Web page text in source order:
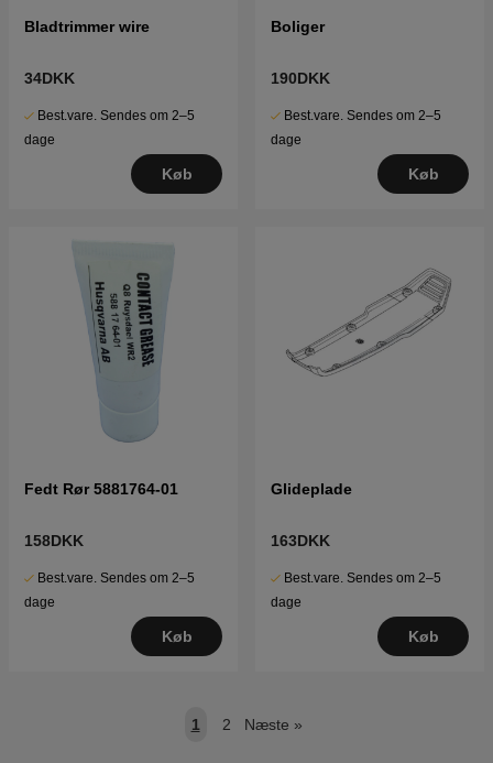
Bladtrimmer wire
34DKK
Best.vare. Sendes om 2–5
dage
Køb
Boliger
190DKK
Best.vare. Sendes om 2–5
dage
Køb
Fedt Rør 5881764-01
158DKK
Best.vare. Sendes om 2–5
dage
Køb
Glideplade
163DKK
Best.vare. Sendes om 2–5
dage
Køb
1 2 Næste »